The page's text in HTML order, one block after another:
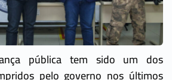
pública tem sido um dos
pelo governo nos últimos